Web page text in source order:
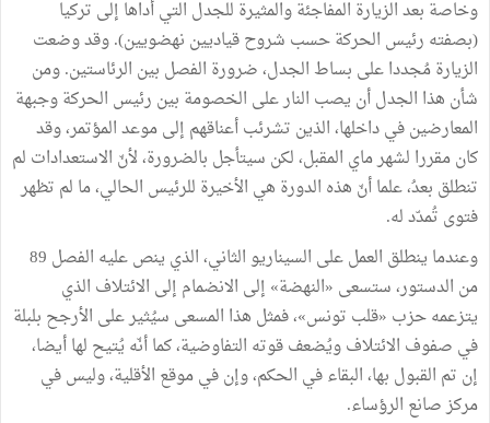
وخاصة بعد الزيارة المفاجئة والمثيرة للجدل التي أداها إلى تركيا
(بصفته رئيس الحركة حسب شروح قياديين نهضويين). وقد وضعت
الزيارة مُجددا على بساط الجدل، ضرورة الفصل بين الرئاستين. ومن
شأن هذا الجدل أن يصب النار على الخصومة بين رئيس الحركة وجبهة
المعارضين في داخلها، الذين تشرئب أعناقهم إلى موعد المؤتمر، وقد
كان مقررا لشهر ماي المقبل، لكن سيتأجل بالضرورة، لأنّ الاستعدادات لم
تنطلق بعدُ، علما أنّ هذه الدورة هي الأخيرة للرئيس الحالي، ما لم تظهر
فتوى تُمدّد له.
وعندما ينطلق العمل على السيناريو الثاني، الذي ينص عليه الفصل 89
من الدستور، ستسعى «النهضة» إلى الانضمام إلى الائتلاف الذي
يتزعمه حزب «قلب تونس»، فمثل هذا المسعى سيُثير على الأرجح بلبلة
في صفوف الائتلاف ويُضعف قوته التفاوضية، كما أنّه يُتيح لها أيضا،
إن تم القبول بها، البقاء في الحكم، وإن في موقع الأقلية، وليس في
مركز صانع الرؤساء.